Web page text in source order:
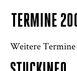
TERMINE
Weitere Termine